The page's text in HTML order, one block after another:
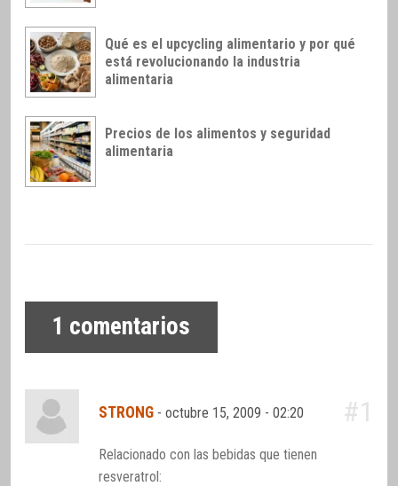
Qué es el upcycling alimentario y por qué
está revolucionando la industria
alimentaria
Precios de los alimentos y seguridad
alimentaria
1 comentarios
STRONG -octubre 15, 2009 - 02:20 #1
Relacionado con las bebidas que tienen
resveratrol: